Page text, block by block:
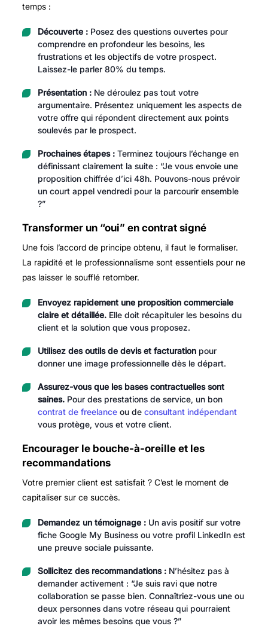
temps :
Découverte :Posez des questions ouvertes pour
comprendre en profondeur les besoins, les
frustrations et les objectifs de votre prospect.
Laissez-le parler 80% du temps.
Présentation :Ne déroulez pas tout votre
argumentaire. Présentez uniquement les aspects de
votre offre qui répondent directement aux points
soulevés par le prospect.
Prochaines étapes :Terminez toujours l’échange en
définissant clairement la suite : “Je vous envoie une
proposition chiffrée d’ici 48h. Pouvons-nous prévoir
un court appel vendredi pour la parcourir ensemble
?”
Transformer un “oui” en contrat signé
Une fois l’accord de principe obtenu, il faut le formaliser.
La rapidité et le professionnalisme sont essentiels pour ne
pas laisser le soufflé retomber.
Envoyez rapidement une proposition commerciale
claire et détaillée.Elle doit récapituler les besoins du
client et la solution que vous proposez.
Utilisez des outils de devis et facturationpour
donner une image professionnelle dès le départ.
Assurez-vous que les bases contractuelles sont
saines.Pour des prestations de service, un bon
contrat de freelanceou de consultant indépendant
vous protège, vous et votre client.
Encourager le bouche-à-oreille et les
recommandations
Votre premier client est satisfait ? C’est le moment de
capitaliser sur ce succès.
Demandez un témoignage :Un avis positif sur votre
fiche Google My Business ou votre profil LinkedIn est
une preuve sociale puissante.
Sollicitez des recommandations :N’hésitez pas à
demander activement : “Je suis ravi que notre
collaboration se passe bien. Connaîtriez-vous une ou
deux personnes dans votre réseau qui pourraient
avoir les mêmes besoins que vous ?”